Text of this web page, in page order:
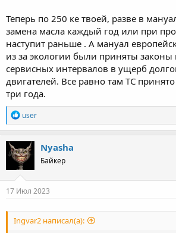
Теперь по 250 ке твоей, разве в
замена масла каждый год или при
наступит раньше . А мануал
из за экологии были приняты
сервисных интервалов в ущерб
двигателей. Все равно там ТС
три года.
R
e
a
c
t
i
o
n
s
user
Nyasha
Байкер
17 Июл 2023
Ingvar2 написал(а):